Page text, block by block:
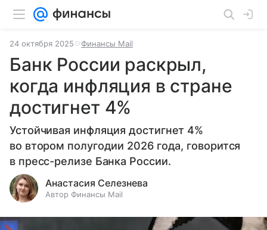
24 октября 2025 Финансы Mail
Банк России раскрыл,
когда инфляция в стране
достигнет 4%
Устойчивая инфляция достигнет 4%
во втором полугодии 2026 года, говорится
в пресс-релизе Банка России.
Анастасия Селезнева
Автор Финансы Mail